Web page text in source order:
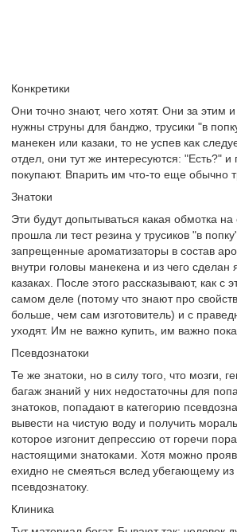
Конкретики
Они точно знают, чего хотят. Они за этим
нужны струны для банджо, трусики "в
манекен или казаки, то не успев как
отдел, они тут же интересуются: "Есть?" и
покупают. Впарить им что-то еще обычно
Знатоки
Эти будут допытываться какая обмотка на
прошла ли тест резина у трусиков "в
запрещенные ароматизаторы в состав
внутри головы манекена и из чего сделан
казаках. После этого рассказывают, как с
самом деле (потому что знают про
больше, чем сам изготовитель) и с
уходят. Им не важно купить, им важно
Псевдознатоки
Те же знатоки, но в силу того, что мозги,
багаж знаний у них недостаточны для
знатоков, попадают в категорию
вывести на чистую воду и получить
которое изгонит депрессию от горечи
настоящими знатоками. Хотя можно
ехидно не смеяться вслед убегающему из
псевдознатоку.
Клиника